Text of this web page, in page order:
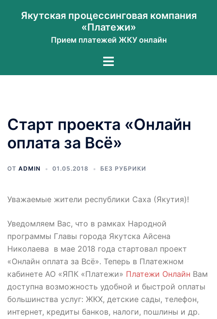
Якутская процессинговая компания
«Платежи»
Прием платежей ЖКУ онлайн
Переключатель
Старт проекта «Онлайн
оплата за Всё»
ОТ ADMIN 01.05.2018 БЕЗ РУБРИКИ
Уважаемые жители республики Саха (Якутия)!
Уведомляем Вас, что в рамках Народной
программы Главы города Якутска Айсена
Николаева в мае 2018 года стартовал проект
«Онлайн оплата за Всё». Теперь в Платежном
кабинете АО «ЯПК «Платежи» Платежи Онлайн Вам
доступна возможность удобной и быстрой оплаты
большинства услуг: ЖКХ, детские сады, телефон,
интернет, кредиты банков, налоги, пошлины и др.